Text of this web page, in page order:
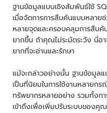
ฐานข้อมูลแบบเชิงสัมพันธ์ใช้
เมื่อจัดการการสืบค้นแบบหลาย
หลายจุดและครอบคลุมการสืบ
ยากขึ้น ถ้าคุณไม่ระมัดระวัง นี่อ
ยากที่จะอ่านและรักษา
แม้จะกล่าวอย่างนั้น ฐานข้อมูล
เป็นที่นิยมในการใช้งานหลายกร
ทรัพยากรหลายอย่าง รวมทั้ง
เข้าถึงเพื่อเพิ่มปรับระบบของคุณ